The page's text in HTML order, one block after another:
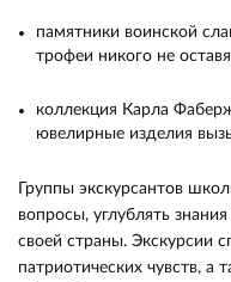
памятники воинской
трофеи никого не
коллекция Карла
ювелирные изделия
Группы экскурсантов
вопросы, углублять
своей страны. Экскурсии
патриотических чувств, а